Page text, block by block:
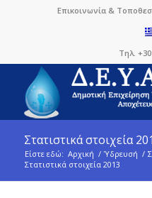
Επικοινωνία &
Τηλ.
Στατιστικά στοιχεία
Είστε εδώ: Αρχική / Ύδρευσή /
Στατιστικά στοιχεία 2013